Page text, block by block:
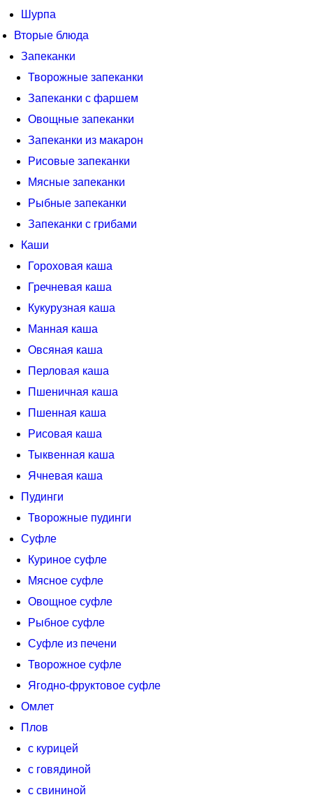
Шурпа
Вторые блюда
Запеканки
Творожные запеканки
Запеканки с фаршем
Овощные запеканки
Запеканки из макарон
Рисовые запеканки
Мясные запеканки
Рыбные запеканки
Запеканки с грибами
Каши
Гороховая каша
Гречневая каша
Кукурузная каша
Манная каша
Овсяная каша
Перловая каша
Пшеничная каша
Пшенная каша
Рисовая каша
Тыквенная каша
Ячневая каша
Пудинги
Творожные пудинги
Суфле
Куриное суфле
Мясное суфле
Овощное суфле
Рыбное суфле
Суфле из печени
Творожное суфле
Ягодно-фруктовое суфле
Омлет
Плов
с курицей
с говядиной
с свининой